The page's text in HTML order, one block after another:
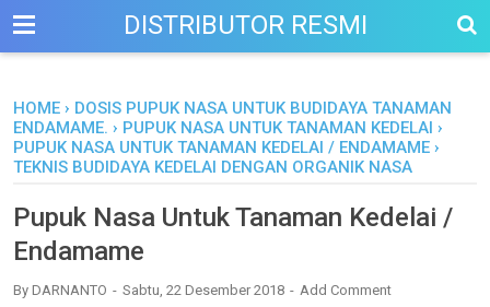
DISTRIBUTOR RESMI
HOME › DOSIS PUPUK NASA UNTUK BUDIDAYA TANAMAN
ENDAMAME. › PUPUK NASA UNTUK TANAMAN KEDELAI ›
PUPUK NASA UNTUK TANAMAN KEDELAI / ENDAMAME ›
TEKNIS BUDIDAYA KEDELAI DENGAN ORGANIK NASA
Pupuk Nasa Untuk Tanaman Kedelai /
Endamame
By DARNANTO Sabtu, 22 Desember 2018 Add Comment